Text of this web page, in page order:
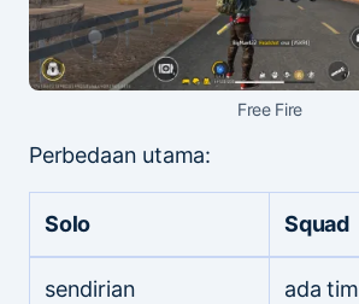
Free Fire
Perbedaan utama:
Solo Squad
sendirian ada tim